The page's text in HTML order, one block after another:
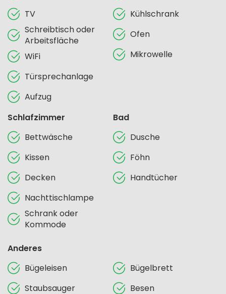
TV
Schreibtisch oder
Arbeitsfläche
WiFi
Türsprechanlage
Aufzug
Kühlschrank
Ofen
Mikrowelle
Schlafzimmer
Bettwäsche
Kissen
Decken
Nachttischlampe
Schrank oder
Kommode
Bad
Dusche
Föhn
Handtücher
Anderes
Bügeleisen
Bügelbrett
Staubsauger
Besen